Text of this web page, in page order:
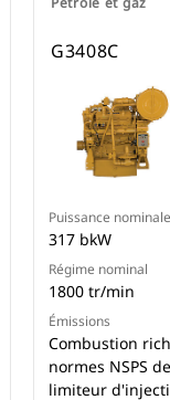
G3408C
Puissance
317 bkW
Régime nominal
1800 tr/min
Émissions
Combustion
normes NSPS
limiteur